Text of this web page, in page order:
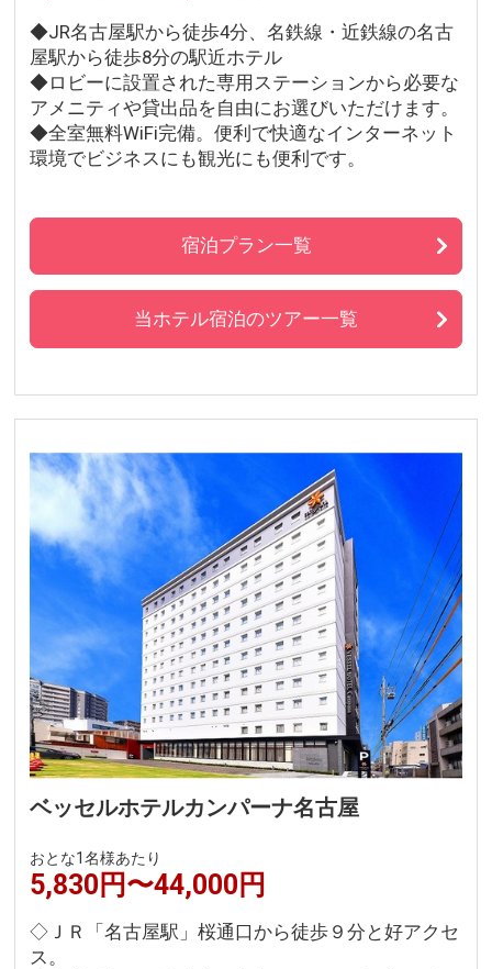
◆JR名古屋駅から徒歩4分、名鉄線・近鉄線の名古
屋駅から徒歩8分の駅近ホテル
◆ロビーに設置された専用ステーションから必要な
アメニティや貸出品を自由にお選びいただけます。
◆全室無料WiFi完備。便利で快適なインターネット
環境でビジネスにも観光にも便利です。
宿泊プラン一覧
当ホテル宿泊のツアー一覧
ベッセルホテルカンパーナ名古屋
おとな1名様あたり
5,830円〜44,000円
◇ＪＲ「名古屋駅」桜通口から徒歩９分と好アクセ
ス。